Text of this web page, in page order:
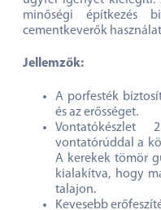
minőségi építkezés
cementkeverők
Jellemzők:
A porfesték
és az erősséget.
Vontatókészlet
vontatórúddal a
A kerekek tömör
kialakítva, hogy
talajon.
Kevesebb